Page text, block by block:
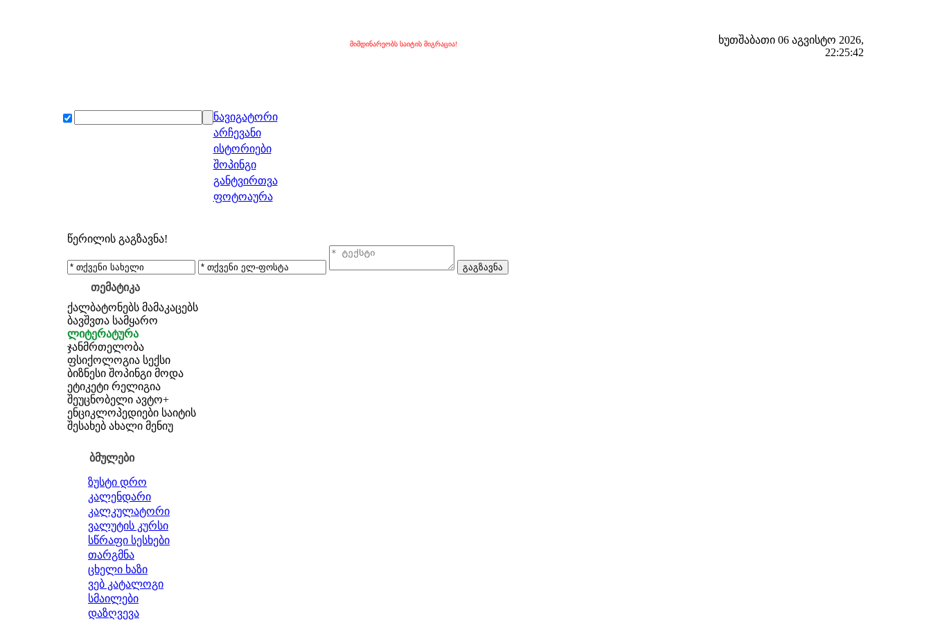
მიმდინარეობს საიტის მიგრაცია!
ხუთშაბათი 06 აგვისტო 2026,
22:25:43
ნავიგატორი
არჩევანი
ისტორიები
შოპინგი
განტვირთვა
ფოტოაურა
წერილის გაგზავნა!
თემატიკა
ქალბატონებს მამაკაცებს
ბავშვთა სამყარო
ლიტერატურა
ჯანმრთელობა
ფსიქოლოგია სექსი
ბიზნესი შოპინგი მოდა
ეტიკეტი რელიგია
შეუცნობელი ავტო+
ენციკლოპედიები საიტის
შესახებ ახალი მენიუ
ბმულები
ზუსტი დრო
კალენდარი
კალკულატორი
ვალუტის კურსი
სწრაფი სესხები
თარგმნა
ცხელი ხაზი
ვებ კატალოგი
სმაილები
დაზღვევა